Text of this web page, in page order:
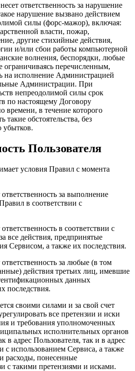
ответственность за нарушение
нарушение вызвано действием
силы (форс-мажор), включая:
власти, пожар,
другие стихийные действия,
и/или сбои работы компьютерной
волнения, беспорядки, любые
ограничиваясь перечисленным,
на исполнение Администрацией
Администрации. При
непреодолимой силы срок
по настоящему Договору
времени, в течение которого
такие обстоятельства, без
убытков.
Пользователя
условия Правил с момента
за выполнение
в соответствии с
в соответствии с
все действия, предпринятые
Сервисом, а также их последствия.
ответственность за любые (в том
действия третьих лиц, имевшие
данных
последствия.
своими силами и за свой счет
все претензии и иски
и требования уполномоченных
исполнительных органов
в адрес Пользователя, так и в адрес
с использованием Сервиса, а также
расходы, понесенные
с такими претензиями и исками.